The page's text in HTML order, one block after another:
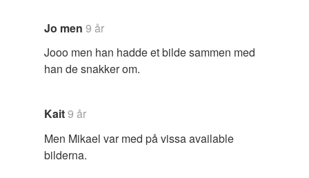
Jo men 9 år
Jooo men han hadde et bilde sammen med
han de snakker om.
Kait9 år
Men Mikael var med på vissa available
bilderna.